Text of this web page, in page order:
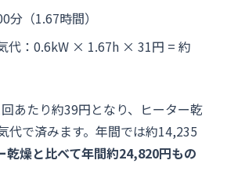
分（1.67時間）
代：0.6kW × 1.67h × 31円 = 約
あたり約39円となり、ヒーター乾
代で済みます。年間では約14,235
乾燥と比べて年間約24,820円もの